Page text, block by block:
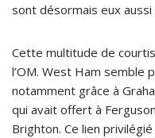
sont désormais eux
Cette multitude de
l’OM. West Ham semble
notamment grâce à
qui avait offert à
Brighton. Ce lien